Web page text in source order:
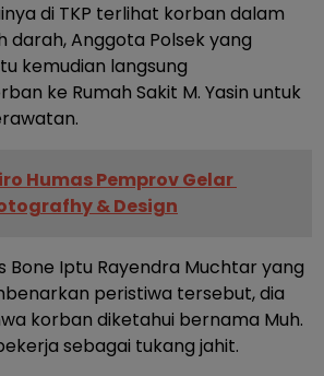
di TKP terlihat korban dalam
darah, Anggota Polsek yang
kemudian langsung
ke Rumah Sakit M. Yasin untuk
Humas Pemprov Gelar
& Design
Bone Iptu Rayendra Muchtar yang
peristiwa tersebut, dia
korban diketahui bernama Muh.
sebagai tukang jahit.